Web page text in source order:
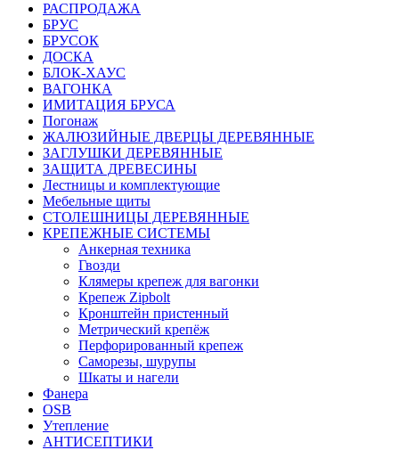
РАСПРОДАЖА
БРУС
БРУСОК
ДОСКА
БЛОК-ХАУС
ВАГОНКА
ИМИТАЦИЯ БРУСА
Погонаж
ЖАЛЮЗИЙНЫЕ ДВЕРЦЫ ДЕРЕВЯННЫЕ
ЗАГЛУШКИ ДЕРЕВЯННЫЕ
ЗАЩИТА ДРЕВЕСИНЫ
Лестницы и комплектующие
Мебельные щиты
СТОЛЕШНИЦЫ ДЕРЕВЯННЫЕ
КРЕПЕЖНЫЕ СИСТЕМЫ
Анкерная техника
Гвозди
Клямеры крепеж для вагонки
Крепеж Zipbolt
Кронштейн пристенный
Метрический крепёж
Перфорированный крепеж
Саморезы, шурупы
Шкаты и нагели
Фанера
OSB
Утепление
АНТИСЕПТИКИ